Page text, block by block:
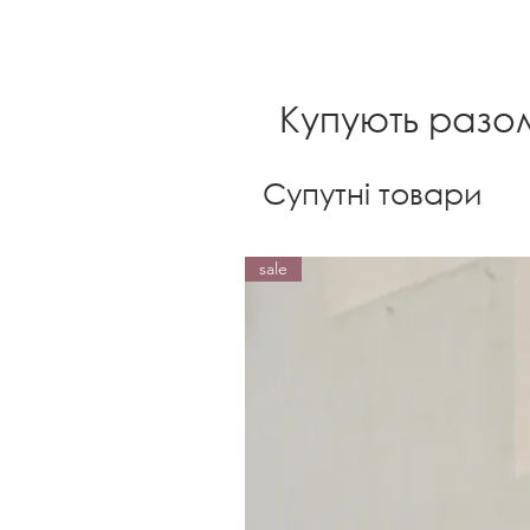
Купують
Супутні товари
sale